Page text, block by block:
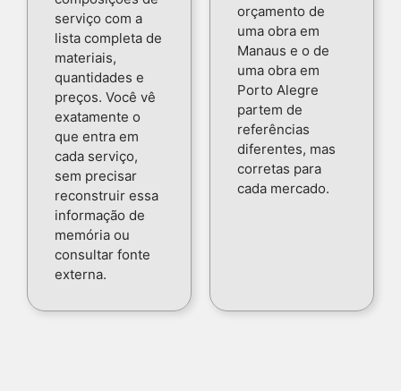
serviço com a
lista completa de
materiais,
quantidades e
preços. Você vê
exatamente o
que entra em
cada serviço,
sem precisar
reconstruir essa
informação de
memória ou
consultar fonte
externa.
orçamento de
uma obra em
Manaus e o de
uma obra em
Porto Alegre
partem de
referências
diferentes, mas
corretas para
cada mercado.